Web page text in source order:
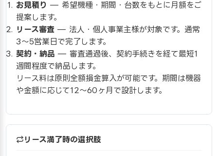
お見積り — 希望機種・期間・台数をもとに月額をご
提案します。
リース審査 — 法人・個人事業主様が対象です。通常
3〜5営業日で完了します。
契約・納品 — 審査通過後、契約手続きを経て最短1
週間程度で納品します。
リース料は原則全額損金算入が可能です。期間は機器
や金額に応じて12〜60ヶ月で設計します。
リース満了時の選択肢